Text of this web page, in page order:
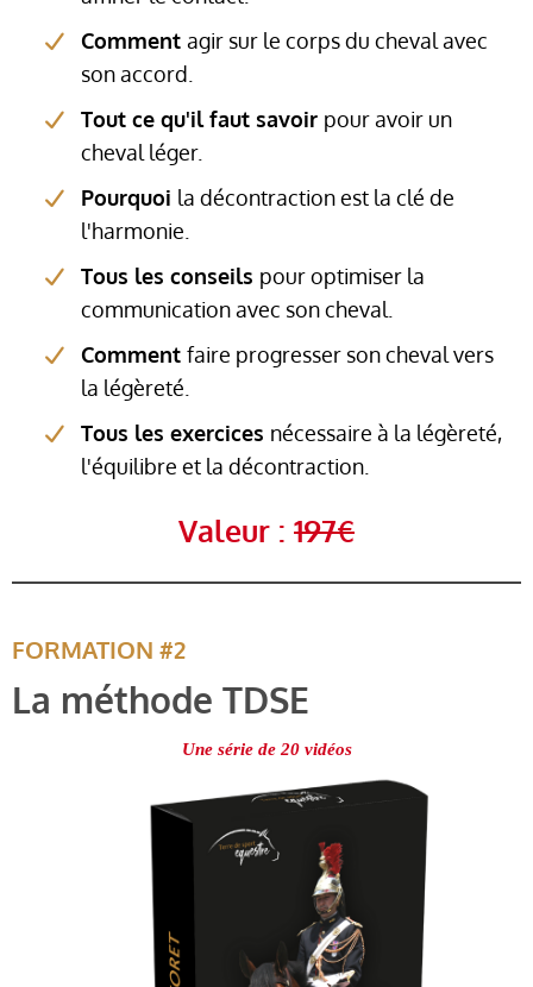
Comment agir sur le corps du cheval avec
son accord.
Tout ce qu'il faut savoir pour avoir un
cheval léger.
Pourquoi la décontraction est la clé de
l'harmonie.
Tous les conseils pour optimiser la
communication avec son cheval.
Comment faire progresser son cheval vers
la légèreté.
Tous les exercices nécessaire à la légèreté,
l'équilibre et la décontraction.
Valeur : 197€
FORMATION #2
La méthode TDSE
Une série de 20 vidéos